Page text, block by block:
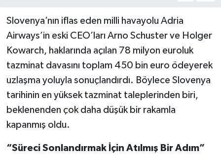
Slovenya’nın iflas eden milli havayolu Adria
Airways’in eski CEO’ları Arno Schuster ve Holger
Kowarch, haklarında açılan 78 milyon euroluk
tazminat davasını toplam 450 bin euro ödeyerek
uzlaşma yoluyla sonuçlandırdı. Böylece Slovenya
tarihinin en yüksek tazminat taleplerinden biri,
beklenenden çok daha düşük bir rakamla
kapanmış oldu.
“Süreci Sonlandırmak İçin Atılmış Bir Adım”